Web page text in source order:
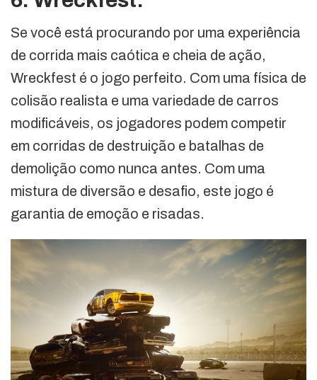
Se você está procurando por uma experiência
de corrida mais caótica e cheia de ação,
Wreckfest é o jogo perfeito. Com uma física de
colisão realista e uma variedade de carros
modificáveis, os jogadores podem competir
em corridas de destruição e batalhas de
demolição como nunca antes. Com uma
mistura de diversão e desafio, este jogo é
garantia de emoção e risadas.